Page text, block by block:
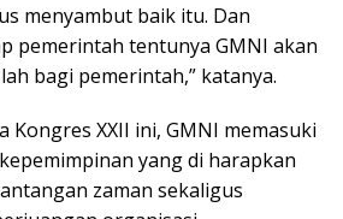
menyambut baik itu. Dan
pemerintah tentunya GMNI akan
bagi pemerintah,” katanya.
Kongres XXII ini, GMNI memasuki
yang di harapkan
zaman sekaligus